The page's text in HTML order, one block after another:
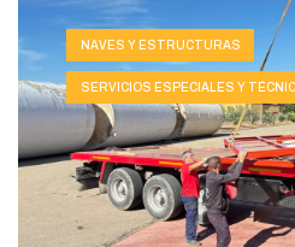
NAVES Y ESTRUCTURAS
SERVICIOS ESPECIALES Y